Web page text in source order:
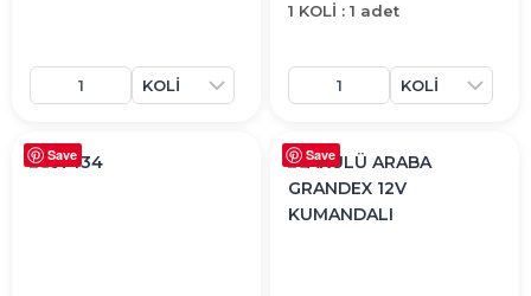
1 KOLİ : 1 adet
Save Save